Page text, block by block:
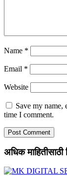
Name *
Email *
Website
Save my name,
time I comment.
अधिक